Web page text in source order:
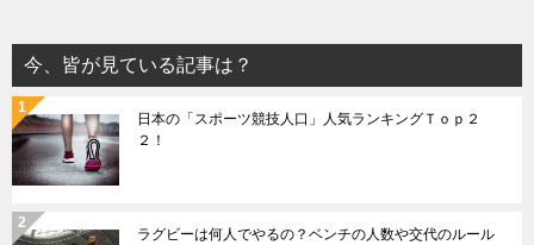
今、皆が見ている記事は？
日本の「スポーツ競技人口」人気ランキングＴｏｐ２
２！
ラグビーは何人でやるの？ベンチの人数や交代のルール